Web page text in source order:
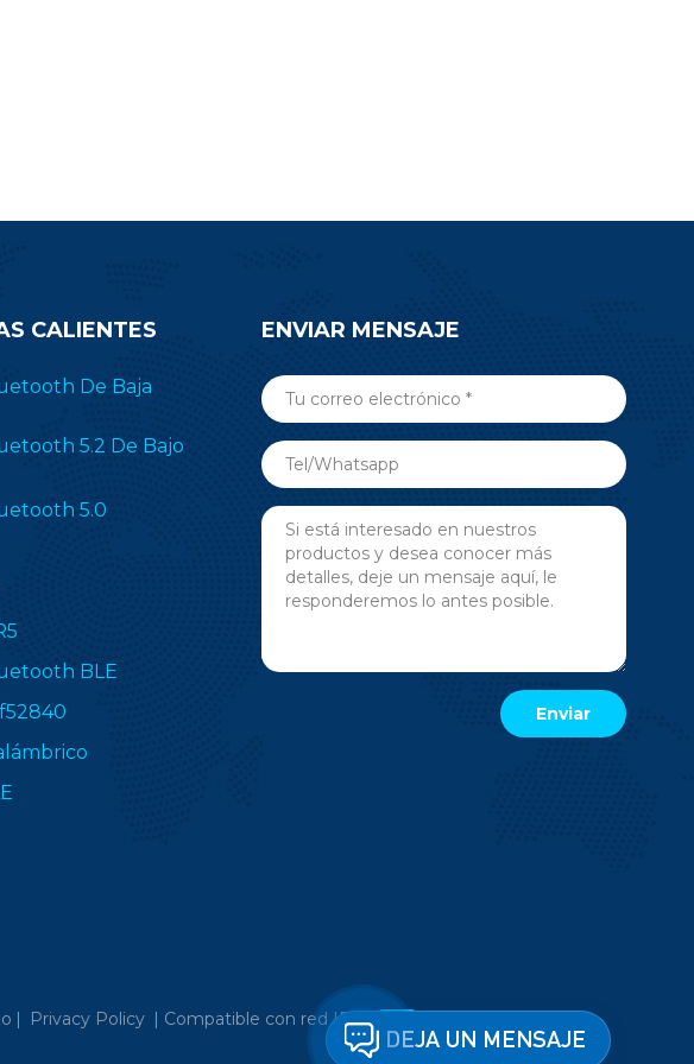
CALIENTES
De Baja
5.2 De Bajo
5.0
BLE
ENVIAR MENSAJE
| Privacy Policy | Compatible con red IPv6
DEJA UN MENSAJE